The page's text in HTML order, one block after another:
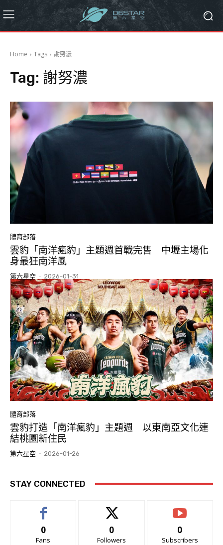
Home Tags 謝努濃
Tag: 謝努濃
體育部落
雲豹「南洋瘋豹」主題週首戰完售 中壢主場化
身最狂南洋風
第六星空 - 2026-01-31
體育部落
雲豹打造「南洋瘋豹」主題週 以東南亞文化連
結桃園新住民
第六星空 - 2026-01-26
STAY CONNECTED
0
Fans
0
Followers
0
Subscribers